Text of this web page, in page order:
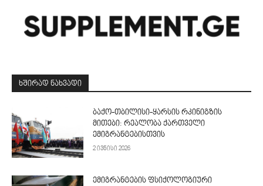
ᲮᲨᲘᲠᲐᲓ ᲜᲐᲮᲕᲐᲓᲘ
ბაქო-თბილისი-ყარსის რკინიგზის
მითები: რეალობა ქართველი
ემიგრანტებისთვის
2 ივნისი 2026
ემიგრანტების ფსიქოლოგიური